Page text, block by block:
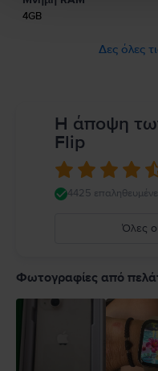
4GB
Δες όλες
Η άποψη
Flip
4425
Όλες
Φωτογραφίες από